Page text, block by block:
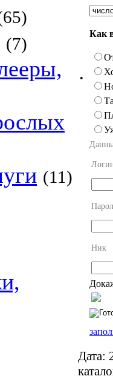
(7)
(11)
•
Как
Ник
Дата: